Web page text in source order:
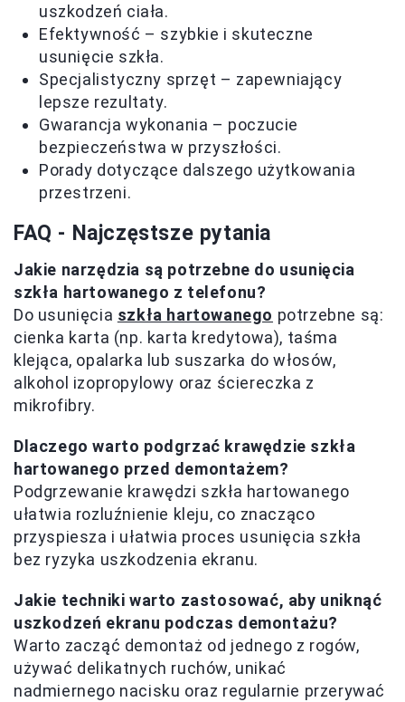
uszkodzeń ciała.
Efektywność – szybkie i skuteczne
usunięcie szkła.
Specjalistyczny sprzęt – zapewniający
lepsze rezultaty.
Gwarancja wykonania – poczucie
bezpieczeństwa w przyszłości.
Porady dotyczące dalszego użytkowania
przestrzeni.
FAQ - Najczęstsze pytania
Jakie narzędzia są potrzebne do usunięcia
szkła hartowanego z telefonu?
Do usunięcia szkła hartowanego potrzebne są:
cienka karta (np. karta kredytowa), taśma
klejąca, opalarka lub suszarka do włosów,
alkohol izopropylowy oraz ściereczka z
mikrofibry.
Dlaczego warto podgrzać krawędzie szkła
hartowanego przed demontażem?
Podgrzewanie krawędzi szkła hartowanego
ułatwia rozluźnienie kleju, co znacząco
przyspiesza i ułatwia proces usunięcia szkła
bez ryzyka uszkodzenia ekranu.
Jakie techniki warto zastosować, aby uniknąć
uszkodzeń ekranu podczas demontażu?
Warto zacząć demontaż od jednego z rogów,
używać delikatnych ruchów, unikać
nadmiernego nacisku oraz regularnie przerywać